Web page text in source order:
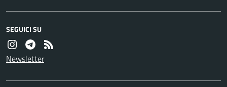
SEGUICI SU
Newsletter